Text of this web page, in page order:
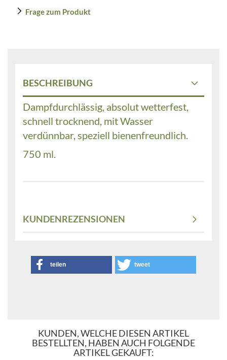
Frage zum Produkt
BESCHREIBUNG
Dampfdurchlässig, absolut wetterfest,
schnell trocknend, mit Wasser
verdünnbar, speziell bienenfreundlich.
750 ml.
KUNDENREZENSIONEN
teilen tweet
KUNDEN, WELCHE DIESEN ARTIKEL
BESTELLTEN, HABEN AUCH FOLGENDE
ARTIKEL GEKAUFT: